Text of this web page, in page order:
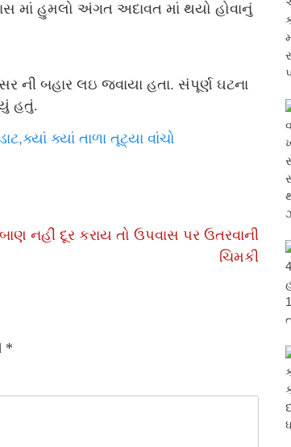
માં હુમલો અંગત અદાવત માં થયો હોવાનું
ની બહાર લઇ જવાયા હતા. સંપૂર્ણ ઘટના
હતું.
ક્યાં તાળા તૂટ્યા વાંચો
નહીં દૂર કરાય તો ઉપવાસ પર ઉતરવાની
ચિમકી
*